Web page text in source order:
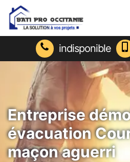
indisponible
Entreprise
évacuation
maçon aguerri